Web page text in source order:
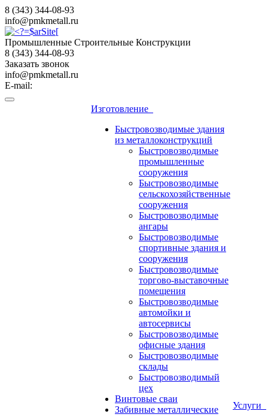
8 (343) 344-08-93
info@pmkmetall.ru
Промышленные Строительные Конструкции
8 (343) 344-08-93
Заказать звонок
info@pmkmetall.ru
E-mail:
Изготовление
Быстровозводимые здания
из металлоконструкций
Быстровозводимые
промышленные
сооружения
Быстровозводимые
сельскохозяйственные
сооружения
Быстровозводимые
ангары
Быстровозводимые
спортивные здания и
сооружения
Быстровозводимые
торгово-выставочные
помещения
Быстровозводимые
автомойки и
автосервисы
Быстровозводимые
офисные здания
Быстровозводимые
склады
Быстровозводимый
цех
Винтовые сваи
Забивные металлические
Услуги